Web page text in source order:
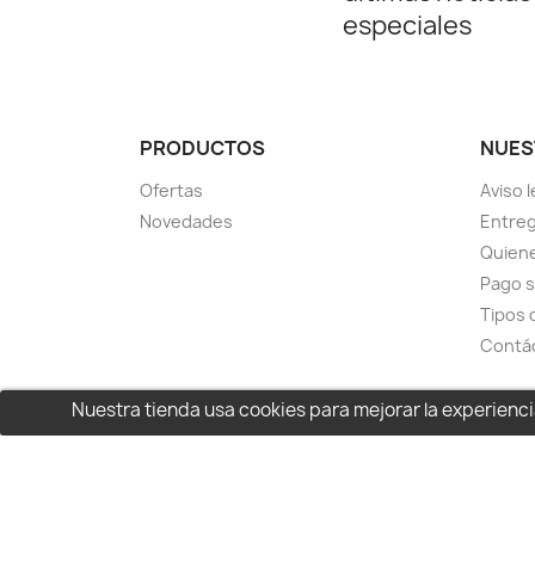
Nuestra tienda usa cookies para mejorar la
especiales
PRODUCTOS
Ofertas
Novedades
Aviso
Pago
Tipos